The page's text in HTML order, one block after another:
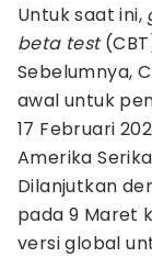
Untuk saat ini,
beta test
Sebelumnya,
awal untuk
17 Februari
Amerika
Dilanjutkan
pada 9 Maret
versi global